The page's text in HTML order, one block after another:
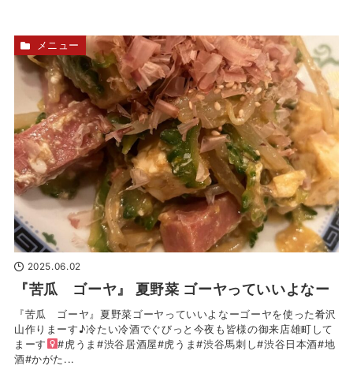
2025.06.02
『苦瓜 ゴーヤ』 夏野菜 ゴーヤっていいよなー
『苦瓜 ゴーヤ』夏野菜ゴーヤっていいよなーゴーヤを使った肴沢
山作りまーす♪冷たい冷酒でぐびっと今夜も皆様の御来店雄町して
まーす‍
#虎うま#渋谷居酒屋#虎うま#渋谷馬刺し#渋谷日本酒#地
酒#かがた...
メニュー